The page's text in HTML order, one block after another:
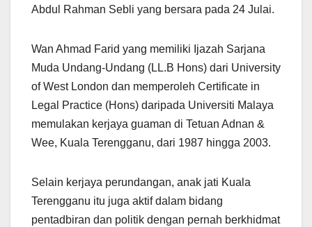
Abdul Rahman Sebli yang bersara pada 24 Julai.
Wan Ahmad Farid yang memiliki Ijazah Sarjana
Muda Undang-Undang (LL.B Hons) dari University
of West London dan memperoleh Certificate in
Legal Practice (Hons) daripada Universiti Malaya
memulakan kerjaya guaman di Tetuan Adnan &
Wee, Kuala Terengganu, dari 1987 hingga 2003.
Selain kerjaya perundangan, anak jati Kuala
Terengganu itu juga aktif dalam bidang
pentadbiran dan politik dengan pernah berkhidmat